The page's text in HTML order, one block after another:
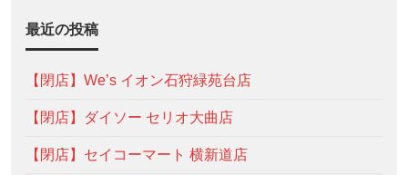
最近の投稿
【閉店】We’s イオン石狩緑苑台店
【閉店】ダイソー セリオ大曲店
【閉店】セイコーマート 横新道店